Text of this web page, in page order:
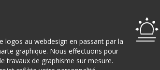
logos au webdesign en passant par la
graphique. Nous effectuons pour
travaux de graphisme sur mesure.